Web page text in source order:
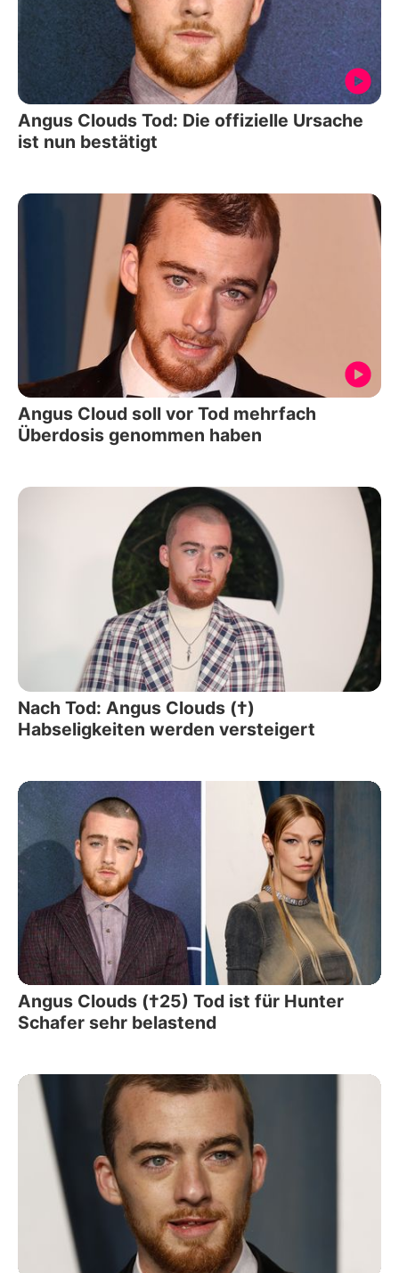
Angus Clouds Tod: Die offizielle Ursache
ist nun bestätigt
Angus Cloud soll vor Tod mehrfach
Überdosis genommen haben
Nach Tod: Angus Clouds (†)
Habseligkeiten werden versteigert
Angus Clouds (†25) Tod ist für Hunter
Schafer sehr belastend